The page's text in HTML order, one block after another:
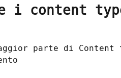
i content
parte di